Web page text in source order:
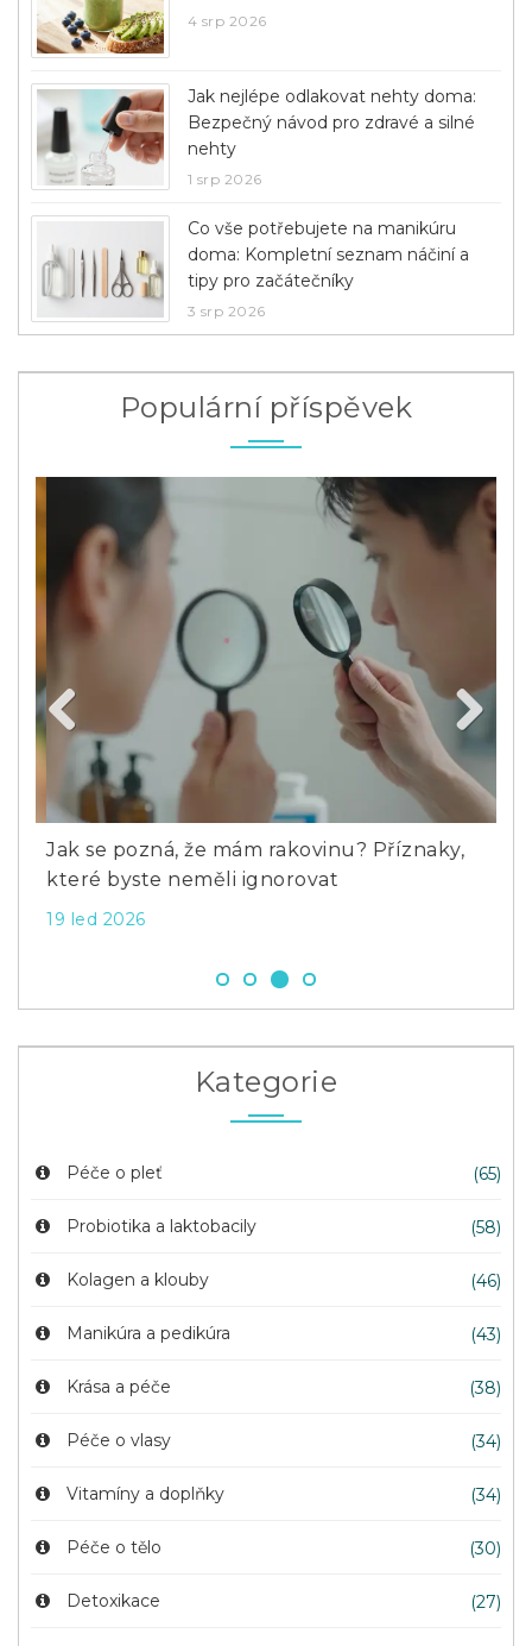
4 srp 2026
Jak nejlépe odlakovat nehty doma:
Bezpečný návod pro zdravé a silné
nehty
1 srp 2026
Co vše potřebujete na manikúru
doma: Kompletní seznam náčiní a
tipy pro začátečníky
3 srp 2026
Populární příspěvek
Jak se pozná, že mám rakovinu? Příznaky,
které byste neměli ignorovat
19 led 2026
Previous Next
Kategorie
Péče o pleť (65)
Probiotika a laktobacily (58)
Kolagen a klouby (46)
Manikúra a pedikúra (43)
Krása a péče (38)
Péče o vlasy (34)
Vitamíny a doplňky (34)
Péče o tělo (30)
Detoxikace (27)